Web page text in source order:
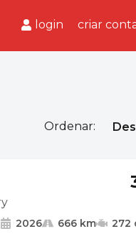
login criar
Ordenar:
2026 666 km 272